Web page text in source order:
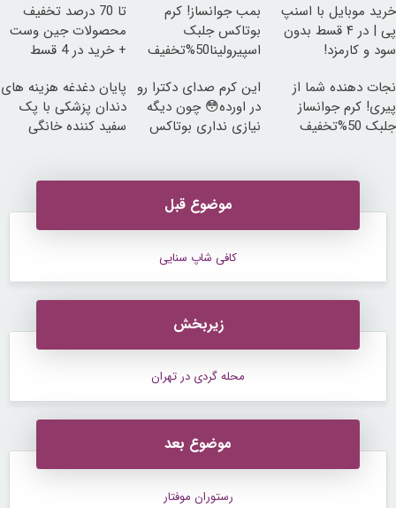
خرید موبایل با اسنپ
پی | در ۴ قسط بدون
سود و کارمزد!
بمب جوانساز! کرم
بوتاکس جلبک
اسپیرولینا50%تخفیف
تا 70 درصد تخفیف
محصولات جین وست
+ خرید در 4 قسط
نجات دهنده شما از
پیری! کرم جوانساز
جلبک 50%تخفیف
این کرم صدای دکترا رو
در اورده😳 چون دیگه
نیازی نداری بوتاکس
پایان دغدغه هزینه های
دندان پزشکی با پک
سفید کننده خانگی
موضوع قبل
کافی شاپ سنایی
زیربخش
محله گردی در تهران
موضوع بعد
رستوران موفتار